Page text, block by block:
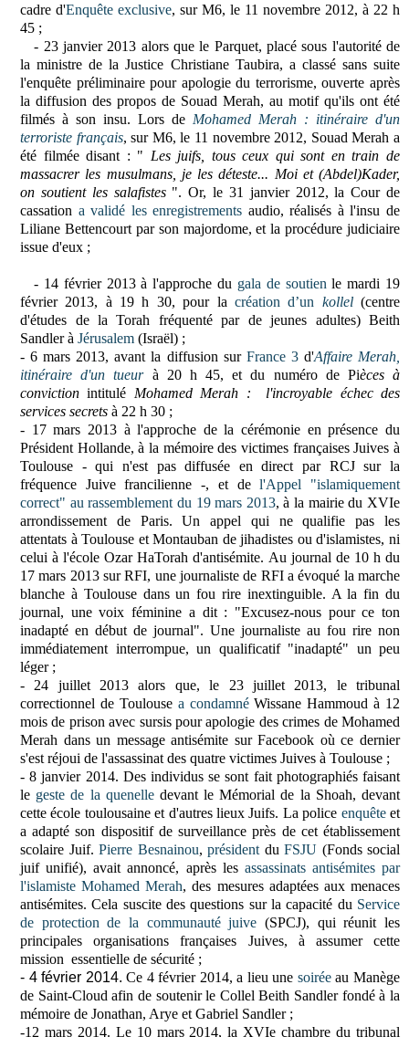
cadre d'Enquête exclusive, sur M6, le 11 novembre 2012, à 22 h
45 ;
- 23 janvier 2013 alors que le Parquet, placé sous l'autorité de
la ministre de la Justice Christiane Taubira, a classé sans suite
l'enquête préliminaire pour apologie du terrorisme, ouverte après
la diffusion des propos de Souad Merah, au motif qu'ils ont été
filmés à son insu. Lors de Mohamed Merah : itinéraire d'un
terroriste français, sur M6, le 11 novembre 2012, Souad Merah a
été filmée disant : " Les juifs, tous ceux qui sont en train de
massacrer les musulmans, je les déteste... Moi et (Abdel)Kader,
on soutient les salafistes".Or, le 31 janvier 2012, la Cour de
cassation avalidé lesenregistrements audio, réalisés à l'insu de
Liliane Bettencourt par son majordome, et la procédure judiciaire
issue d'eux ;
- 14 février 2013à l'approche du gala de soutien le mardi 19
février 2013, à 19 h 30, pour la création d’un kollel(centre
d'études de la Torah fréquenté par de jeunes adultes) Beith
Sandler àJérusalem (Israël) ;
- 6 mars 2013,avant la diffusion sur France 3d'Affaire Merah,
itinéraire d'un tueurà 20 h 45, et du numéro de Pièces à
conviction intitulé Mohamed Merah : l'incroyable échec des
services secrets à 22 h 30 ;
- 17 mars 2013 à l'approche de la cérémonie en présence du
Président Hollande, à la mémoire des victimes françaises Juives à
Toulouse - qui n'est pas diffusée en direct par RCJ sur la
fréquence Juive francilienne -, et del'Appel "islamiquement
correct" au rassemblement du 19 mars 2013, à la mairie du XVIe
arrondissement de Paris. Un appel qui ne qualifie pas les
attentats à Toulouse et Montauban de jihadistes ou d'islamistes, ni
celui à l'école Ozar HaTorah d'antisémite. Au journal de 10 h du
17 mars 2013 sur RFI, une journaliste de RFI a évoqué la marche
blanche à Toulouse dans un fou rire inextinguible. A la fin du
journal, une voix féminine a dit : "Excusez-nous pour ce ton
inadapté en début de journal". Une journaliste au fou rire non
immédiatement interrompue, un qualificatif "inadapté" un peu
léger ;
- 24 juillet 2013 alors que, le 23 juillet 2013, le tribunal
correctionnel de Toulouse a condamné Wissane Hammoudà 12
mois de prison avec sursis pour apologie des crimes de Mohamed
Merah dans un message antisémite sur Facebook où ce dernier
s'est réjoui de l'assassinat des quatre victimes Juives à Toulouse ;
- 8 janvier 2014. Des individus se sont fait photographiés faisant
le geste de la quenelledevant le Mémorial de la Shoah, devant
cette école toulousaine et d'autres lieux Juifs. La police enquêteet
a adapté son dispositif de surveillance près de cet établissement
scolaire Juif.Pierre Besnainou,président duFSJU (Fonds social
juif unifié), avait annoncé, après les assassinats antisémites par
l'islamiste Mohamed Merah, des mesures adaptées aux menaces
antisémites. Cela suscite des questions sur la capacité du Service
de protection de la communauté juive (SPCJ), qui réunit les
principales organisations françaises Juives, à assumer cette
mission essentielle de sécurité ;
- 4 février 2014.Ce 4 février 2014, a lieu une soiréeau Manège
de Saint-Cloud afin de soutenir le Collel Beith Sandler fondé à la
mémoire de Jonathan, Arye et Gabriel Sandler ;
-12 mars 2014. Le 10 mars 2014,la XVIe chambre du tribunal